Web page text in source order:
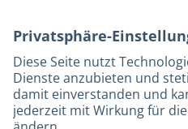
Barrierefreiheit
Leichte Sprache
Gebärdensprache
Datenschutz